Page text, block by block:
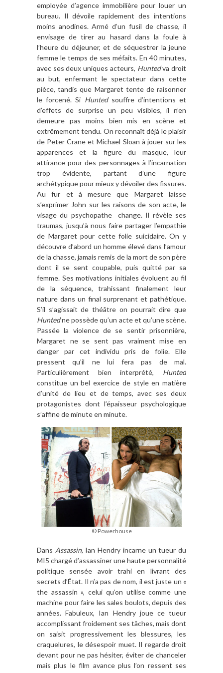
employée d’agence immobilière pour louer un
bureau. Il dévoile rapidement des intentions
moins anodines. Armé d’un fusil de chasse, il
envisage de tirer au hasard dans la foule à
l’heure du déjeuner, et de séquestrer la jeune
femme le temps de ses méfaits. En 40 minutes,
avec ses deux uniques acteurs, Huntedva droit
au but, enfermant le spectateur dans cette
pièce, tandis que Margaret tente de raisonner
le forcené. Si Huntedsouffre d’intentions et
d’effets de surprise un peu visibles, il n’en
demeure pas moins bien mis en scène et
extrêmement tendu. On reconnaît déjà le plaisir
de Peter Crane et Michael Sloan à jouer sur les
apparences et la figure du masque, leur
attirance pour des personnages à l’incarnation
trop évidente, partant d’une figure
archétypique pour mieux y dévoiler des fissures.
Au fur et à mesure que Margaret laisse
s’exprimer John sur les raisons de son acte, le
visage du psychopathe change. Il révèle ses
traumas, jusqu’à nous faire partager l’empathie
de Margaret pour cette folie suicidaire. On y
découvre d’abord un homme élevé dans l’amour
de la chasse, jamais remis de la mort de son père
dont il se sent coupable, puis quitté par sa
femme. Ses motivations initiales évoluent au fil
de la séquence, trahissant finalement leur
nature dans un final surprenant et pathétique.
S’il s’agissait de théâtre on pourrait dire que
Huntedne possède qu’un acte et qu’une scène.
Passée la violence de se sentir prisonnière,
Margaret ne se sent pas vraiment mise en
danger par cet individu pris de folie. Elle
pressent qu’il ne lui fera pas de mal.
Particulièrement bien interprété, Hunted
constitue un bel exercice de style en matière
d’unité de lieu et de temps, avec ses deux
protagonistes dont l’épaisseur psychologique
s’affine de minute en minute.
© Powerhouse
Dans Assassin, Ian Hendry incarne un tueur du
MI5 chargé d’assassiner une haute personnalité
politique sensée avoir trahi en livrant des
secrets d’État. Il n’a pas de nom, il est juste un «
the assassin », celui qu’on utilise comme une
machine pour faire les sales boulots, depuis des
années. Fabuleux, Ian Hendry joue ce tueur
accomplissant froidement ses tâches, mais dont
on saisit progressivement les blessures, les
craquelures, le désespoir muet. Il regarde droit
devant pour ne pas hésiter, éviter de chanceler
mais plus le film avance plus l’on ressent ses